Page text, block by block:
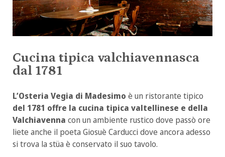
Cucina tipica valchiavennasca
dal 1781
L’Osteria Vegia di Madesimo è un ristorante tipico
del 1781 offre la cucina tipica valtellinese e della
Valchiavenna con un ambiente rustico dove passò ore
liete anche il poeta Giosuè Carducci dove ancora adesso
si trova la stüa è conservato il suo tavolo.